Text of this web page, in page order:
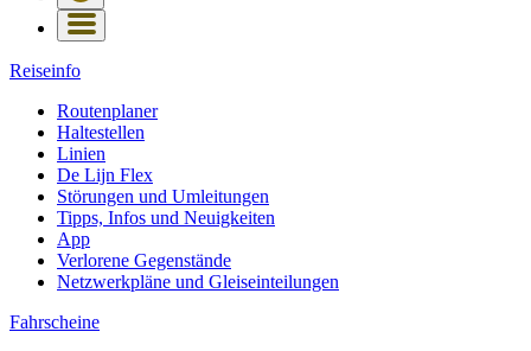
Reiseinfo
Routenplaner
Haltestellen
Linien
De Lijn Flex
Störungen und Umleitungen
Tipps, Infos und Neuigkeiten
App
Verlorene Gegenstände
Netzwerkpläne und Gleiseinteilungen
Fahrscheine